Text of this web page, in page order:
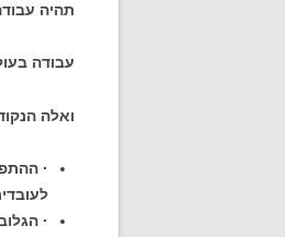
תהיה
עבודה
ואלה
·
·